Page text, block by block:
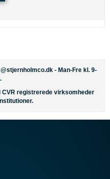
- Man-Fre kl. 9-
CVR registrerede virksomheder